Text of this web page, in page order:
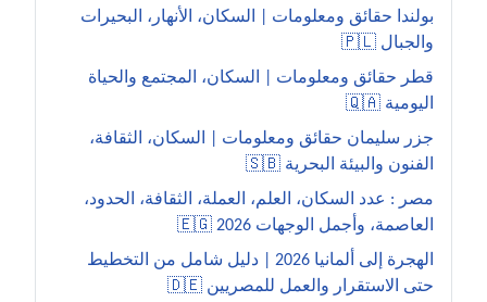
بولندا حقائق ومعلومات | السكان، الأنهار، البحيرات
والجبال 🇵🇱
قطر حقائق ومعلومات | السكان، المجتمع والحياة
اليومية 🇶🇦
جزر سليمان حقائق ومعلومات | السكان، الثقافة،
الفنون والبيئة البحرية 🇸🇧
مصر : عدد السكان، العلم، العملة، الثقافة، الحدود،
العاصمة، وأجمل الوجهات 2026 🇪🇬
الهجرة إلى ألمانيا 2026 | دليل شامل من التخطيط
حتى الاستقرار والعمل للمصريين 🇩🇪